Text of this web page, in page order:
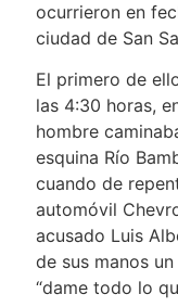
ocurrieron en
ciudad de San
El primero de
las 4:30 horas,
hombre
esquina Río
cuando de
automóvil
acusado Luis
de sus manos
“dame todo lo